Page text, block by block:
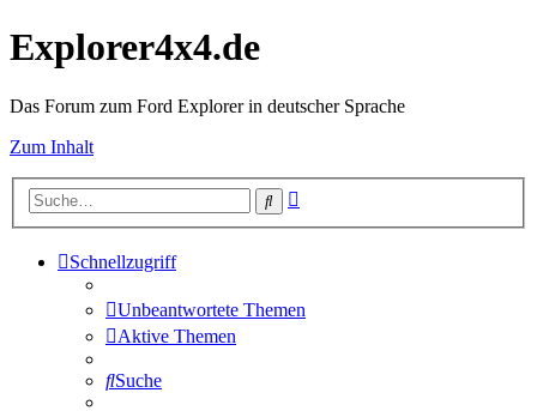
Explorer4x4.de
Das Forum zum Ford Explorer in deutscher Sprache
Zum Inhalt
Suche
Schnellzugriff
Unbeantwortete Themen
Aktive Themen
Suche